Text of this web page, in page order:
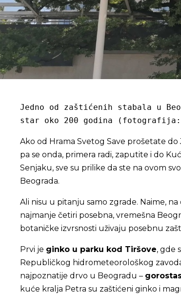
Jedno od zaštićenih stabala u
star oko 200 godina (fotografija:
Ako od Hrama Svetog Save prošetate
pa se onda, primera radi, zaputite i do
Senjaku, sve su prilike da ste na ovom
Beograda.
Ali nisu u pitanju samo zgrade. Naime,
najmanje četiri posebna, vremešna
botaničke izvrsnosti uživaju posebnu
Prvi je ginko u parku kod Tiršove, gde
Republičkog hidrometeorološkog
najpoznatije drvo u Beogradu –
kuće kralja Petra su zaštićeni ginko i